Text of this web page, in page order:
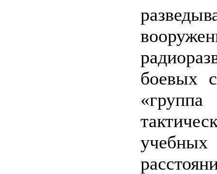
боевых